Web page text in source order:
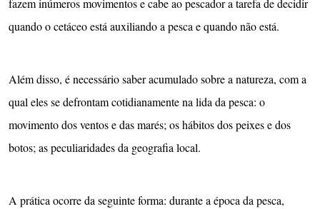
fazem inúmeros movimentos e cabe ao pescador a tarefa de decidir
quando o cetáceo está auxiliando a pesca e quando não está.
Além disso, é necessário saber acumulado sobre a natureza, com a
qual eles se defrontam cotidianamente na lida da pesca: o
movimento dos ventos e das marés; os hábitos dos peixes e dos
botos; as peculiaridades da geografia local.
A prática ocorre da seguinte forma: durante a época da pesca,